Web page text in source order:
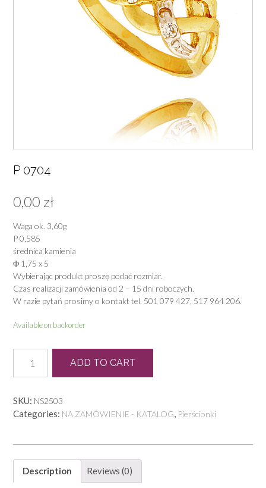
P 0704
0,00 zł
Waga ok. 3,60g
P 0,585
średnica kamienia
Φ 1,75 x 5
Wybierając produkt proszę podać rozmiar.
Czas realizacji zamówienia od 2 – 15 dni roboczych.
W razie pytań prosimy o kontakt tel. 501 079 427, 517 964 206.
Available on backorder
0704
quantity
ADD TO CART
SKU: NS2503
Categories: NA ZAMÓWIENIE - KATALOG, Pierścionki
Description Reviews (0)